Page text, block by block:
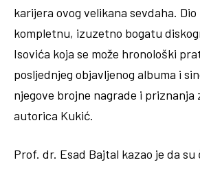
karijera ovog velikana sevdaha.
kompletnu, izuzetno bogatu
Isovića koja se može hronološki
posljednjeg objavljenog albuma i
njegove brojne nagrade i priznanja
autorica Kukić.
Prof. dr. Esad Bajtal kazao je da